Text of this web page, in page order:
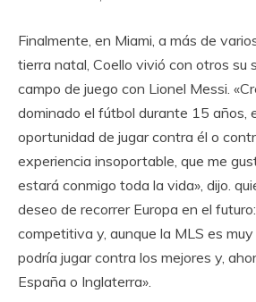
Finalmente, en Miami, a más de
tierra natal, Coello vivió con otros su
campo de juego con Lionel Messi.
dominado el fútbol durante 15 años,
oportunidad de jugar contra él o
experiencia insoportable, que me
estará conmigo toda la vida», dijo.
deseo de recorrer Europa en el
competitiva y, aunque la MLS es
podría jugar contra los mejores y,
España o Inglaterra».